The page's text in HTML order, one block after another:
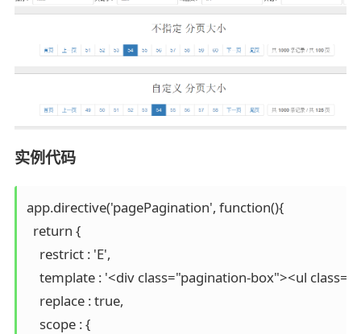
实例代码
app.directive('pagePagination', function(){
  return {
    restrict : 'E',
template : '<div class="pagination-box"><ul
    replace : true,
    scope : {